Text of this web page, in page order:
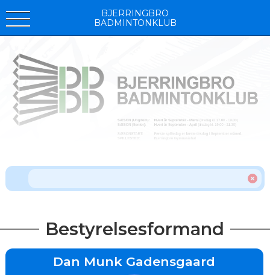
BJERRINGBRO
BADMINTONKLUB
Bestyrelsesformand
Dan Munk Gadensgaard